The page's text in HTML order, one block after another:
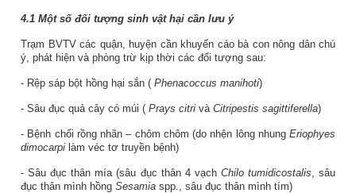
4.1 Một số đối tượng sinh vật hại cần lưu ý
Trạm BVTV các quận, huyện cần khuyến cáo bà con nông dân chú
ý, phát hiện và phòng trừ kịp thời các đối tượng sau:
- Rệp sáp bột hồng hại sắn ( Phenacoccus manihoti)
- Sâu đục quả cây có múi ( Prays citri và Citripestis sagittiferella)
- Bệnh chổi rồng nhãn – chôm chôm (do nhện lông nhung Eriophyes
dimocarpi làm véc tơ truyền bệnh)
- Sâu đục thân mía (sâu đục thân 4 vạch Chilo tumidicostalis , sâu
đục thân mình hồng Sesamia spp., sâu đục thân mình tím)